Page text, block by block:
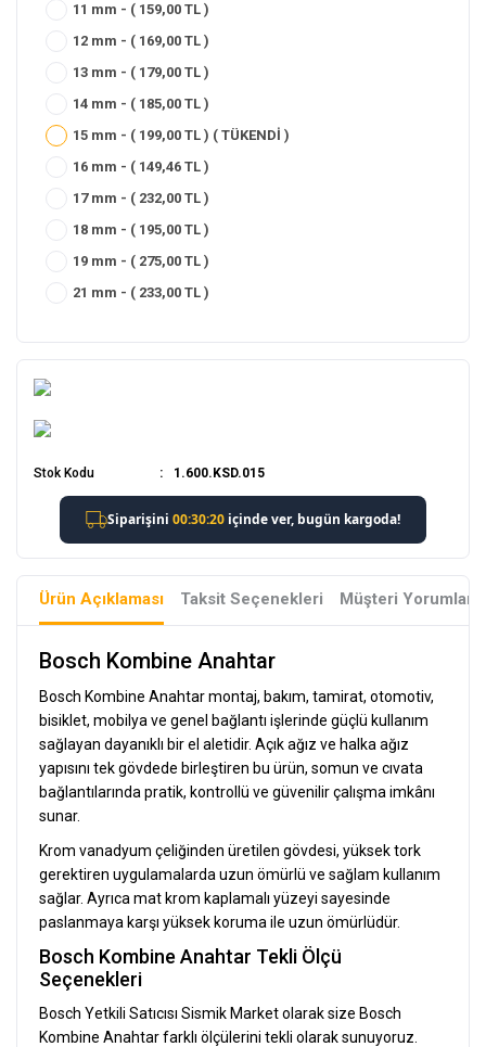
Stok Kodu 1.600.KSD.015
11 mm - ( 159,00 TL )
12 mm - ( 169,00 TL )
13 mm - ( 179,00 TL )
14 mm - ( 185,00 TL )
15 mm - ( 199,00 TL ) ( TÜKENDİ )
16 mm - ( 149,46 TL )
17 mm - ( 232,00 TL )
18 mm - ( 195,00 TL )
19 mm - ( 275,00 TL )
21 mm - ( 233,00 TL )
Ürün Açıklaması Taksit Seçenekleri Müşteri Yorumları
Bosch Kombine Anahtar
Bosch Kombine Anahtar montaj, bakım, tamirat, otomotiv,
bisiklet, mobilya ve genel bağlantı işlerinde güçlü kullanım
sağlayan dayanıklı bir el aletidir. Açık ağız ve halka ağız
yapısını tek gövdede birleştiren bu ürün, somun ve cıvata
bağlantılarında pratik, kontrollü ve güvenilir çalışma imkânı
sunar.
Krom vanadyum çeliğinden üretilen gövdesi, yüksek tork
gerektiren uygulamalarda uzun ömürlü ve sağlam kullanım
sağlar. Ayrıca mat krom kaplamalı yüzeyi sayesinde
paslanmaya karşı yüksek koruma ile uzun ömürlüdür.
Bosch Kombine Anahtar Tekli Ölçü
Seçenekleri
Bosch Yetkili Satıcısı Sismik Market olarak size Bosch
Kombine Anahtar farklı ölçülerini tekli olarak sunuyoruz.